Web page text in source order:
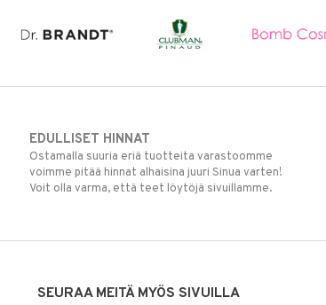
EDULLISET HINNAT
Ostamalla suuria eriä tuotteita varastoomme
voimme pitää hinnat alhaisina juuri Sinua varten!
Voit olla varma, että teet löytöjä sivuillamme.
SEURAA MEITÄ MYÖS SIVUILLA